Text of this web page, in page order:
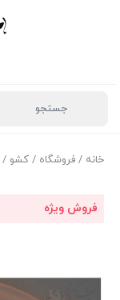
خانه / فروشگاه / کشو /
فروش ویژه